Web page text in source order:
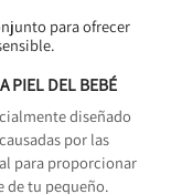
para ofrecer
PIEL DEL BEBÉ
diseñado
por las
para proporcionar
de tu pequeño.